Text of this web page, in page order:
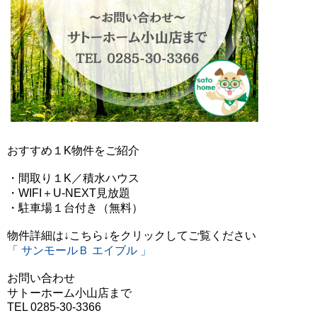
おすすめ１K物件をご紹介
・間取り１K／積水ハウス
・WIFI＋U-NEXT見放題
・駐車場１台付き（無料）
物件詳細は↓こちら↓をクリックしてご覧 ください
「 サンモールＢ エイブル 」
お問い合わせ
サトーホーム小山店まで
TEL 0285-30-3366